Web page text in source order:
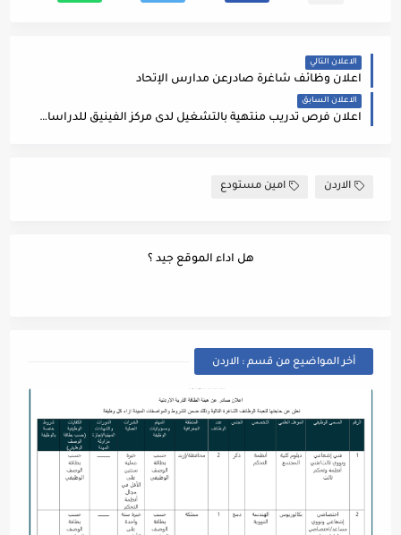
الاعلان التالي
اعلان وظائف شاغرة صادرعن مدارس الإتحاد
الاعلان السابق
اعلان فرص تدريب منتهية بالتشغيل لدى مركز الفينيق للدراسات الاقتصادية والمعلوماتية
الاردن امين مستودع
هل اداء الموقع جيد ؟
أخر المواضيع من قسم : الاردن